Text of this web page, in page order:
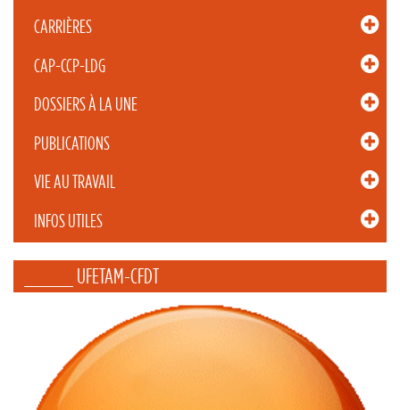
CARRIÈRES
CAP-CCP-LDG
DOSSIERS À LA UNE
PUBLICATIONS
VIE AU TRAVAIL
INFOS UTILES
_____ UFETAM-CFDT